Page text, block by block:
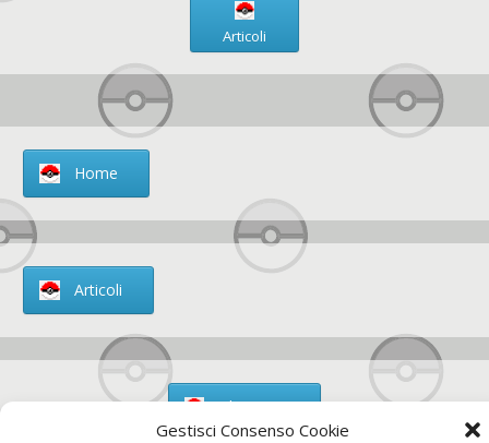
Gestisci Consenso Cookie
Articoli
Home
Articoli
Chi siamo